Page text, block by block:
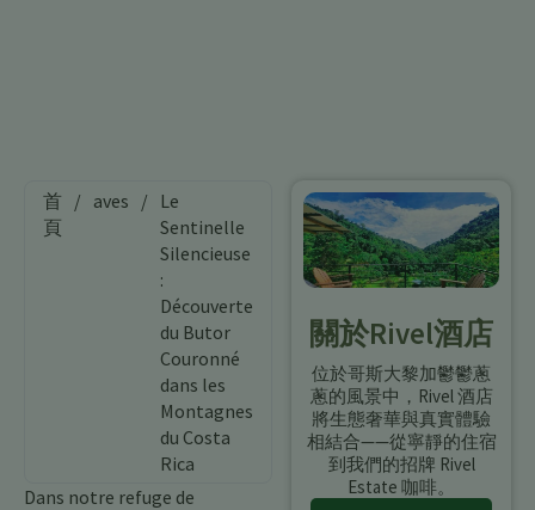
首
頁
/ aves / Le
Sentinelle
Silencieuse
:
Découverte
du Butor
Couronné
dans les
Montagnes
du Costa
Rica
Dans notre refuge de
關於Rivel酒店
位於哥斯大黎加鬱鬱蔥
蔥的風景中，Rivel 酒店
將生態奢華與真實體驗
相結合——從寧靜的住宿
到我們的招牌 Rivel
Estate 咖啡。